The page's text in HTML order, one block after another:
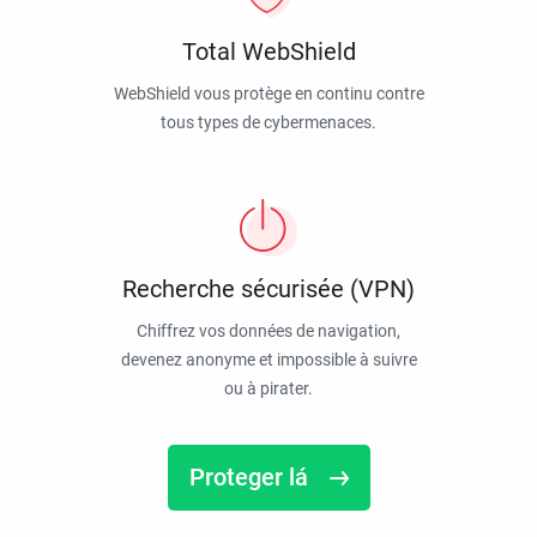
Total WebShield
WebShield vous protège en continu contre
tous types de cybermenaces.
Recherche sécurisée (VPN)
Chiffrez vos données de navigation,
devenez anonyme et impossible à suivre
ou à pirater.
Proteger lá